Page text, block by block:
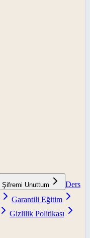
Şifremi Unuttum
Ders
Garantili Eğitim
Gizlilik Politikası